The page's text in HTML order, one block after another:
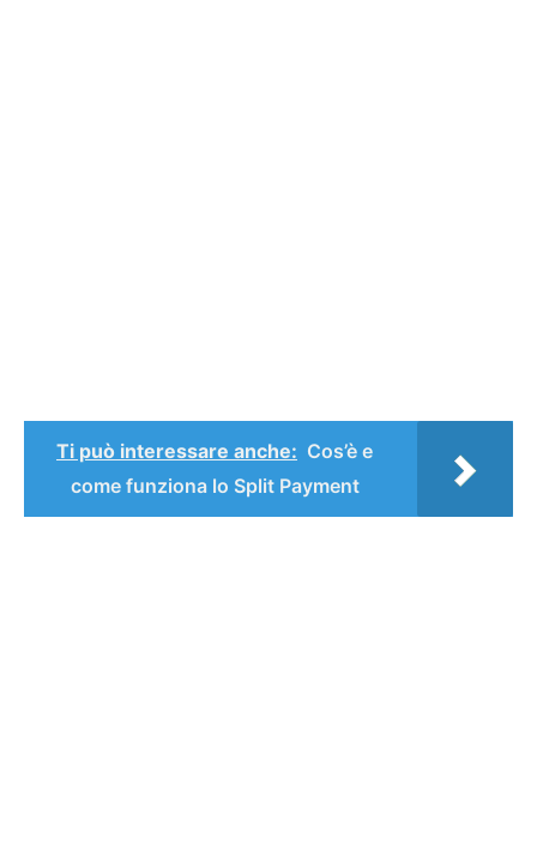
Ti può interessare anche: Cos’è e
come funziona lo Split Payment